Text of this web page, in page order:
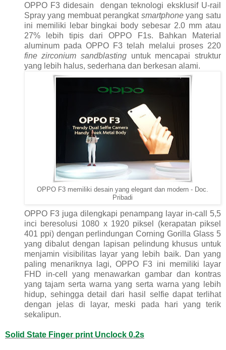
OPPO F3 didesain
dengan teknologi eksklusif U-rail
Spray yang membuat perangkat smartphoneyang satu
ini memiliki lebar bingkai body sebesar 2.0 mm atau
27% lebih tipis dari OPPO F1s. Bahkan Material
aluminum pada OPPO F3 telah melalui proses 220
fine zirconium sandblasting untuk mencapai struktur
yang lebih halus, sederhana dan berkesan alami.
OPPO F3 memiliki desain yang elegant dan modern - Doc.
Pribadi
OPPO F3 juga dilengkapi penampang layar in-call 5,5
inci beresolusi 1080 x 1920 piksel (kerapatan piksel
401 ppi) dengan perlindungan Corning Gorilla Glass 5
yang dibalut dengan lapisan pelindung khusus untuk
menjamin visibilitas layar yang lebih baik. Dan yang
paling menariknya lagi, OPPO F3 ini memiliki layar
FHD in-cell yang menawarkan gambar dan kontras
yang tajam serta warna yang serta warna yang lebih
hidup, sehingga detail dari hasil selfie dapat terlihat
dengan jelas di layar, meski pada hari yang terik
sekalipun.
Solid State Finger print Unclock 0.2s